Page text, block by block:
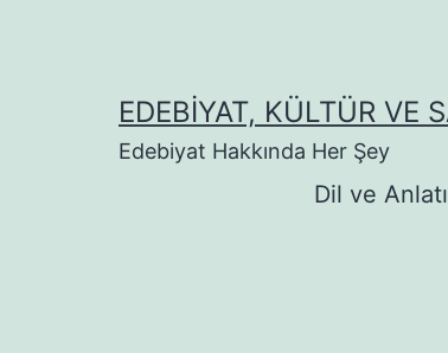
EDEBIYAT, KÜLTÜR VE
Edebiyat Hakkında Her Şey
Dil ve